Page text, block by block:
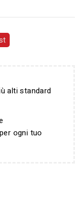
alti standard
ogni tuo